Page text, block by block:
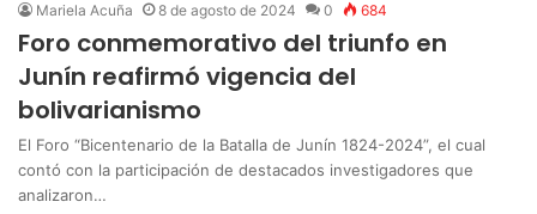
Mariela Acuña 8 de agosto de 2024 0 684
Foro conmemorativo del triunfo en
Junín reafirmó vigencia del
bolivarianismo
El Foro “Bicentenario de la Batalla de Junín 1824-2024”, el cual
contó con la participación de destacados investigadores que
analizaron…